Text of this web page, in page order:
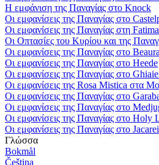
Η εμφάνιση της Παναγίας στο Knock
Οι εμφανίσεις της Παναγίας στο
Οι εμφανίσεις της Παναγίας στη Fatima
Οι Οπτασίες του Κυρίου και της
Οι εμφανίσεις της Παναγίας στο
Οι εμφανίσεις της Παναγίας στο Heede
Οι εμφανίσεις της Παναγίας στο
Οι εμφανίσεις της Rosa Mistica στα
Οι εμφανίσεις της Παναγίας στο
Οι εμφανίσεις της Παναγίας στο
Οι εμφανίσεις της Παναγίας στο Holy
Οι εμφανίσεις της Παναγίας στο Jacarei
Γλώσσα
Bokmål
Čeština